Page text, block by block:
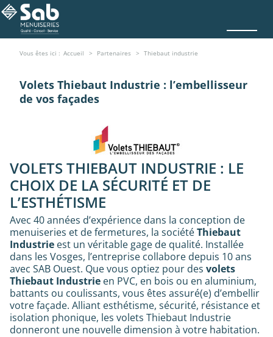
Vous êtes ici : Accueil Partenaires Thiebaut industrie
Volets Thiebaut Industrie : l’embellisseur
de vos façades
VOLETS THIEBAUT INDUSTRIE : LE
CHOIX DE LA SÉCURITÉ ET DE
L’ESTHÉTISME
Avec 40 années d’expérience dans la conception de
menuiseries et de fermetures, la sociétéThiebaut
Industrie est un véritable gage de qualité. Installée
dans les Vosges, l’entreprise collabore depuis 10 ans
avec SAB Ouest. Que vous optiez pour des volets
Thiebaut Industrie en PVC, en bois ou en aluminium,
battants ou coulissants, vous êtes assuré(e) d’embellir
votre façade. Alliant esthétisme, sécurité, résistance et
isolation phonique, les volets Thiebaut Industrie
donneront une nouvelle dimension à votre habitation.